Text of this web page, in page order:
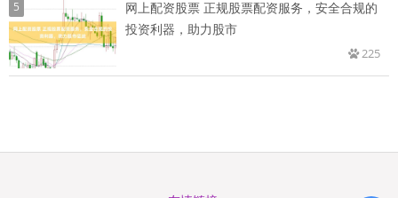
5
网上配资股票 正规股票配资服务，安全合规的
投资利器，助力股市
225